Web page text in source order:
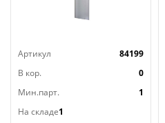
Артикул
84199
В кор.
0
Мин.парт.
1
На складе1